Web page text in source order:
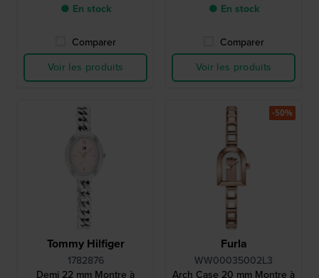
● En stock
Comparer
Voir les produits
● En stock
Comparer
Voir les produits
Tommy Hilfiger
1782876
Demi 22 mm Montre à
Furla
WW00035002L3
Arch Case 20 mm Montre à
-50%